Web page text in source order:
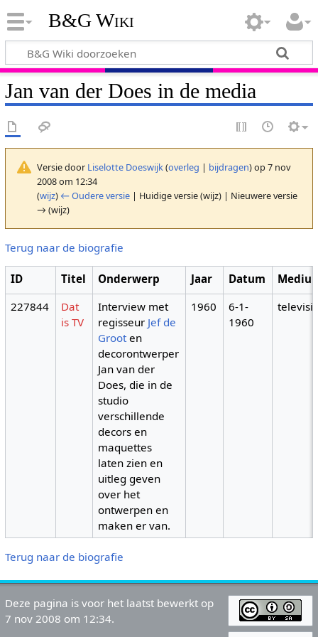
B&G Wiki
Jan van der Does in de media
Versie door Liselotte Doeswijk(overleg | bijdragen)op 7 nov
2008 om 12:34
(wijz) ← Oudere versie| Huidige versie (wijz) | Nieuwere versie
→ (wijz)
Terug naar de biografie
ID Titel Onderwerp Jaar Datum
227844
Dat
is TV
Interview met
regisseur Jef de
Grooten
decorontwerper
Jan van der
Does, die in de
studio
verschillende
decors en
maquettes
laten zien en
uitleg geven
over het
ontwerpen en
maken er van.
1960
6-1-
1960
Terug naar de biografie
Deze pagina is voor het laatst bewerkt op
7 nov 2008 om 12:34.